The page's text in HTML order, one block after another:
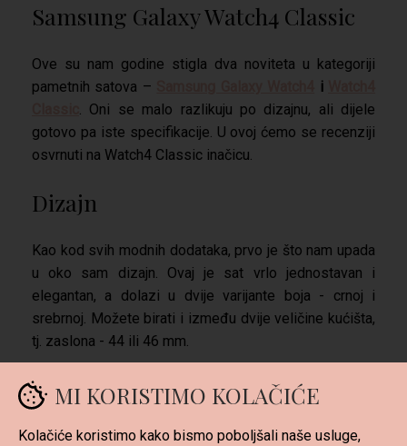
MI KORISTIMO KOLAČIĆE
Kolačiće koristimo kako bismo poboljšali naše usluge,
Samsung Galaxy Watch4 Classic
Ove su nam godine stigla dva noviteta u kategoriji
pametnih satova –
i
. Oni se malo razlikuju po dizajnu, ali dijele
gotovo pa iste specifikacije. U ovoj ćemo se recenziji
osvrnuti na Watch4 Classic inačicu.
Dizajn
Kao kod svih modnih dodataka, prvo je što nam upada
u oko sam dizajn. Ovaj je sat vrlo jednostavan i
elegantan, a dolazi u dvije varijante boja - crnoj i
srebrnoj. Možete birati i između dvije veličine kućišta,
tj. zaslona - 44 ili 46 mm.
Nevjerojatno podsjeća na klasičan sat i u trenucima
kada prikazuje kazaljke na zaslonu, teško je
prepoznati je li riječ o pametnom ili običnom satu.